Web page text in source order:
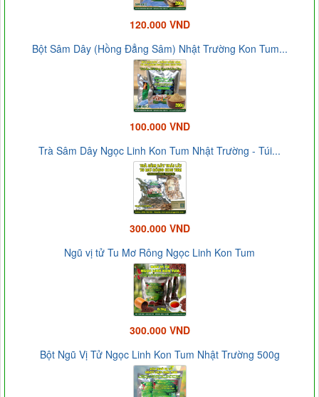
120.000 VND
Bột Sâm Dây (Hồng Đẳng Sâm) Nhật Trường Kon Tum...
100.000 VND
Trà Sâm Dây Ngọc Linh Kon Tum Nhật Trường - Túi...
300.000 VND
Ngũ vị tử Tu Mơ Rông Ngọc Linh Kon Tum
300.000 VND
Bột Ngũ Vị Tử Ngọc Linh Kon Tum Nhật Trường 500g